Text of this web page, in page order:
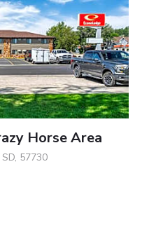
Horse Area
57730